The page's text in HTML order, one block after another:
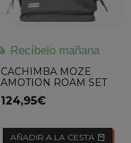
Recíbelo mañana
CACHIMBA MOZE
AMOTION ROAM SET
124,95€
AÑADIR A LA CESTA